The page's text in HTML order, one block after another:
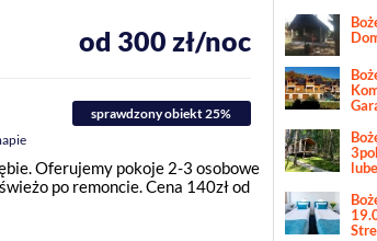
od 300 zł/noc
sprawdzony obiekt 25%
Oferujemy pokoje 2-3 osobowe
po remoncie. Cena 140zł od